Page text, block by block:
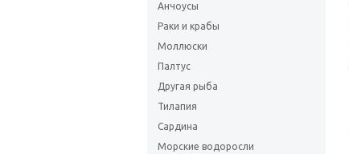
Анчоусы
Раки и крабы
Моллюски
Палтус
Другая рыба
Тилапия
Сардина
Морские водоросли